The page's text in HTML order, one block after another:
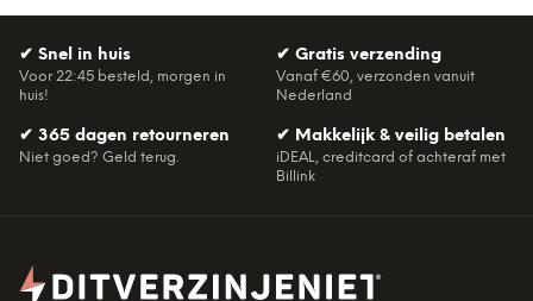
✔ Snel in huis
Voor 22:45 besteld, morgen in
huis!
✔ Gratis verzending
Vanaf €60, verzonden vanuit
Nederland
✔ 365 dagen retourneren
Niet goed? Geld terug.
✔ Makkelijk & veilig betalen
iDEAL, creditcard of achteraf met
Billink